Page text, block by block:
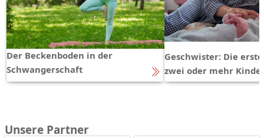
Der Beckenboden in der
Schwangerschaft
Geschwister: Die
zwei oder mehr
Unsere Partner